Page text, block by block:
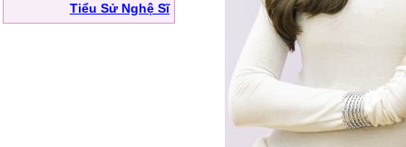
Tiểu Sử Nghệ Sĩ